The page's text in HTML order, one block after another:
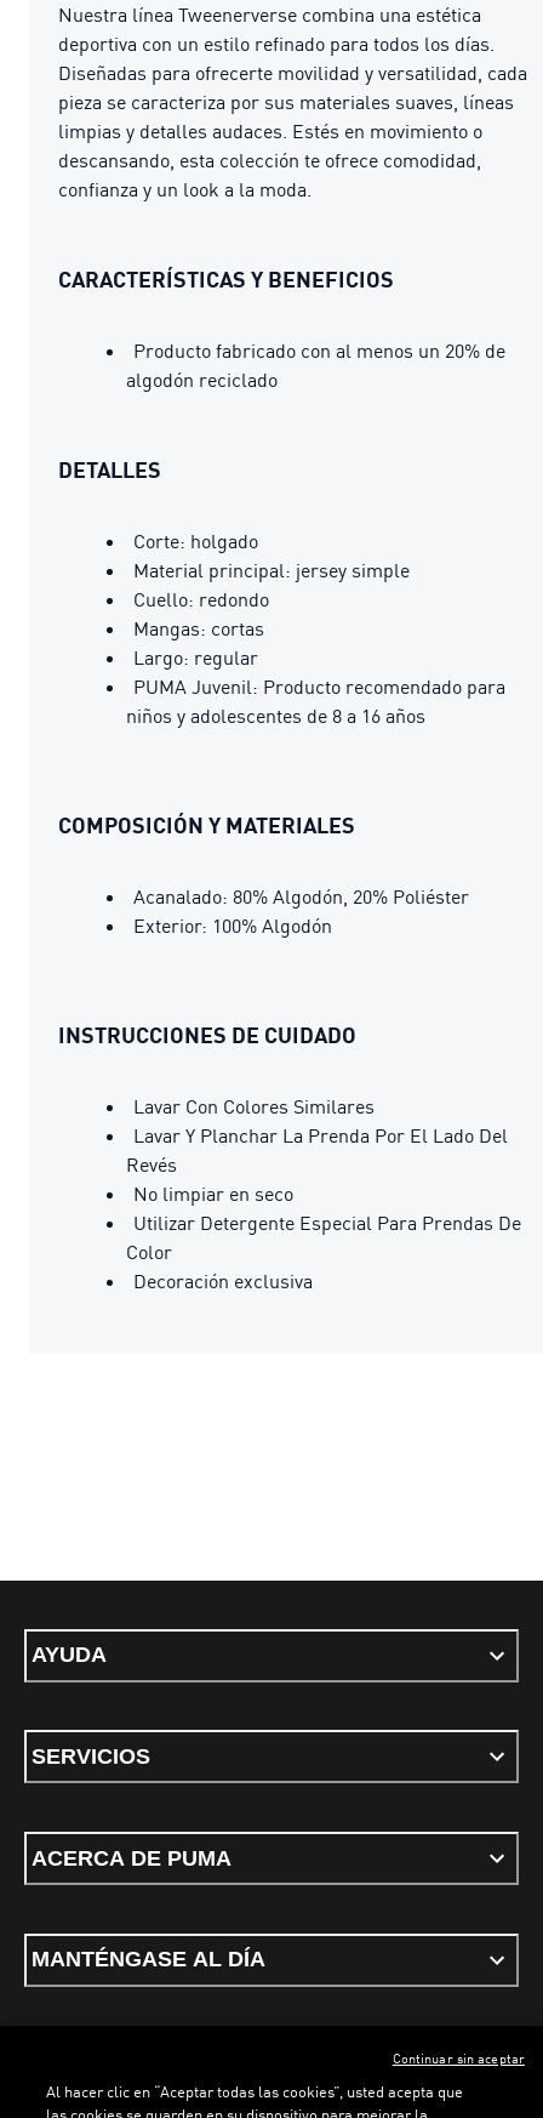
Nuestra línea Tweenerverse combina una estética
deportiva con un estilo refinado para todos los días.
Diseñadas para ofrecerte movilidad y versatilidad, cada
pieza se caracteriza por sus materiales suaves, líneas
limpias y detalles audaces. Estés en movimiento o
descansando, esta colección te ofrece comodidad,
confianza y un look a la moda.
CARACTERÍSTICAS Y BENEFICIOS
Producto fabricado con al menos un 20% de
algodón reciclado
DETALLES
Corte: holgado
Material principal: jersey simple
Cuello: redondo
Mangas: cortas
Largo: regular
PUMA Juvenil: Producto recomendado para
niños y adolescentes de 8 a 16 años
COMPOSICIÓN Y MATERIALES
Acanalado: 80% Algodón, 20% Poliéster
Exterior: 100% Algodón
INSTRUCCIONES DE CUIDADO
Lavar Con Colores Similares
Lavar Y Planchar La Prenda Por El Lado Del
Revés
No limpiar en seco
Utilizar Detergente Especial Para Prendas De
Color
Decoración exclusiva
AYUDA
SERVICIOS
ACERCA DE PUMA
MANTÉNGASE AL DÍA
ESPAÑOL
Al hacer clic en “Aceptar todas las cookies”, usted acepta que
Continuar sin aceptar